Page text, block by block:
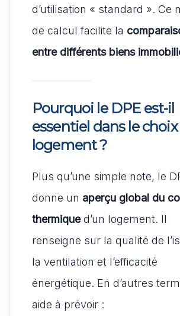
d’utilisation « standard ». Ce
de calcul facilite la
entre différents biens
Pourquoi le DPE est-il
essentiel dans le choix
logement ?
Plus qu’une simple note, le
donne un aperçu global du
thermiqued’un logement. Il
renseigne sur la qualité de
la ventilation et l’efficacité
énergétique. En d’autres
aide à prévoir :